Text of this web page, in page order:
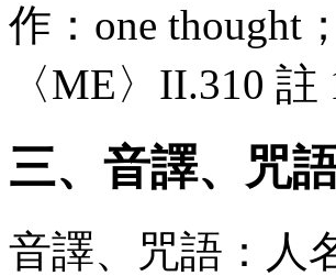
作： one thought
〈ME〉 II.310 註
三、音譯、咒
音譯、咒語：人